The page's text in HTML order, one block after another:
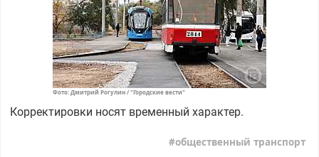
Фото: Дмитрий Рогулин / "Городские вести"
Корректировки носят временный характер.
общественный транспорт